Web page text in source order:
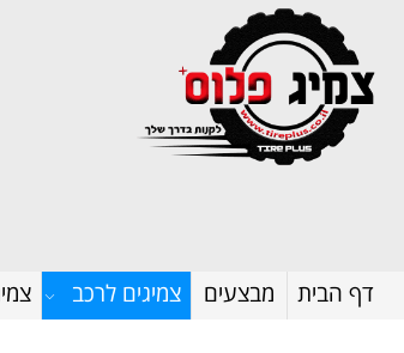
דף הבית מבצעים צמיגים לרכב